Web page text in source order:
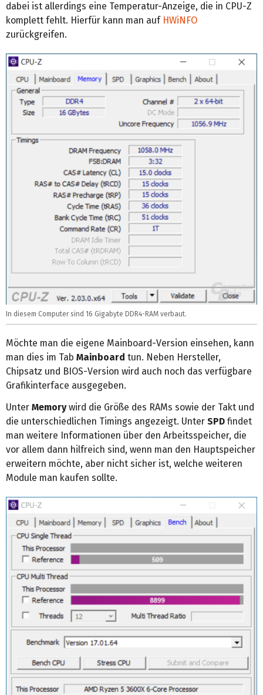
dabei ist allerdings eine Temperatur-Anzeige, die in CPU-Z
komplett fehlt. Hierfür kann man auf HWiNFO
zurückgreifen.
In diesem Computer sind 16 Gigabyte DDR4-RAM verbaut.
Möchte man die eigene Mainboard-Version einsehen, kann
man dies im Tab Mainboard tun. Neben Hersteller,
Chipsatz und BIOS-Version wird auch noch das verfügbare
Grafikinterface ausgegeben.
Unter Memorywird die Größe des RAMs sowie der Takt und
die unterschiedlichen Timings angezeigt. Unter SPD findet
man weitere Informationen über den Arbeitsspeicher, die
vor allem dann hilfreich sind, wenn man den Hauptspeicher
erweitern möchte, aber nicht sicher ist, welche weiteren
Module man kaufen sollte.